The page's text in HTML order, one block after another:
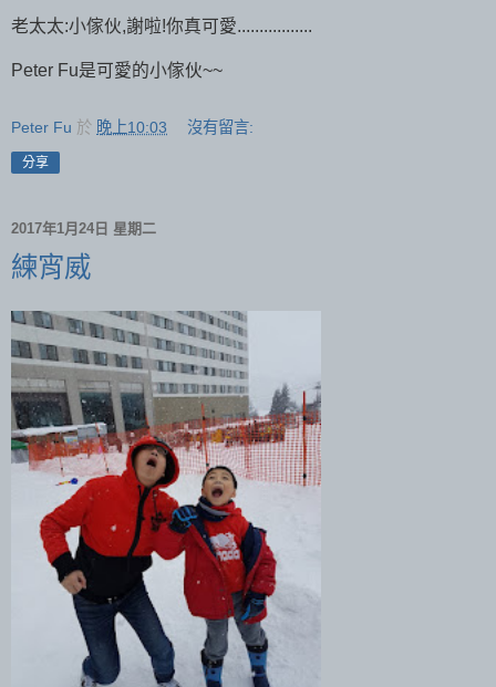
老太太:小傢伙,謝啦!你真可愛.................
Peter Fu是可愛的小傢伙~~
Peter Fu 於 晚上10:03 沒有留言:
分享
2017年1月24日 星期二
練宵威